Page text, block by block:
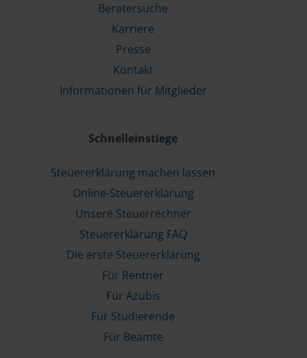
Beratersuche
Karriere
Presse
Kontakt
Informationen für Mitglieder
Schnelleinstiege
Steuererklärung machen lassen
Online-Steuererklärung
Unsere Steuerrechner
Steuererklärung FAQ
Die erste Steuererklärung
Für Rentner
Für Azubis
Für Studierende
Für Beamte